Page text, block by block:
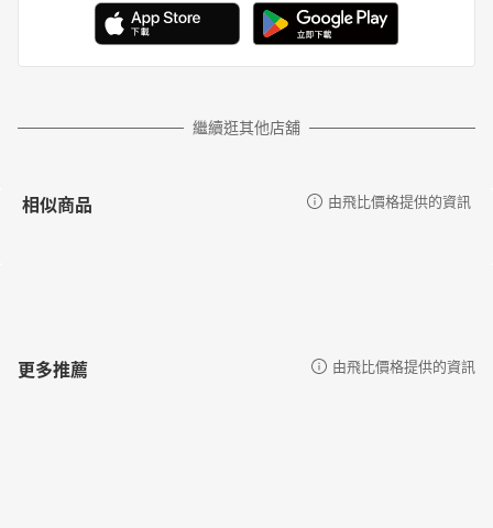
繼續逛其他店舖
相似商品 由飛比價格提供的資訊
更多推薦 由飛比價格提供的資訊